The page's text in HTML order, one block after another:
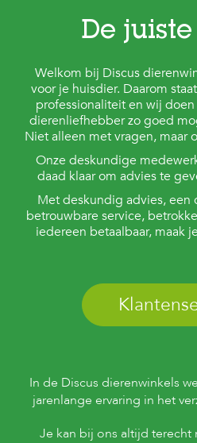
De
Welkom bij Discus
voor je huisdier. Daarom
professionaliteit en wij
dierenliefhebber zo goed
Niet alleen met vragen, maar
Onze deskundige
daad klaar om advies te
Met deskundig advies, een
betrouwbare service,
iedereen betaalbaar, maak
In de Discus dierenwinkels
jarenlange ervaring in het
Je kan bij ons altijd terecht